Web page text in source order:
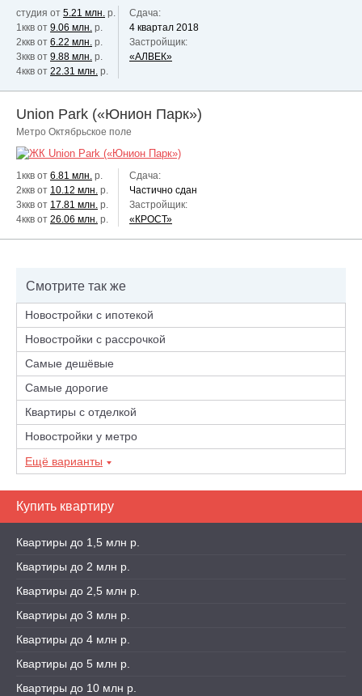
студия от 5.21 млн. р.
1ккв от 9.06 млн. р.
2ккв от 6.22 млн. р.
3ккв от 9.88 млн. р.
4ккв от 22.31 млн. р.
Сдача:
4 квартал 2018
Застройщик:
«АЛВЕК»
Union Park («Юнион Парк»)
Метро Октябрьское поле
1ккв от 6.81 млн. р.
2ккв от 10.12 млн. р.
3ккв от 17.81 млн. р.
4ккв от 26.06 млн. р.
Сдача:
Частично сдан
Застройщик:
«КРОСТ»
Смотрите так же
Новостройки с ипотекой
Новостройки с рассрочкой
Самые дешёвые
Самые дорогие
Квартиры с отделкой
Новостройки у метро
Ещё варианты
Купить квартиру
Квартиры до 1,5 млн р.
Квартиры до 2 млн р.
Квартиры до 2,5 млн р.
Квартиры до 3 млн р.
Квартиры до 4 млн р.
Квартиры до 5 млн р.
Квартиры до 10 млн р.